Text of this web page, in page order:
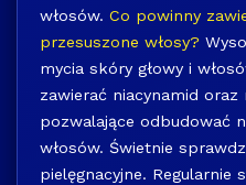
włosów. Co powinny
przesuszone włosy?
mycia skóry głowy i
zawierać niacynamid
pozwalające odbudować
włosów. Świetnie
pielęgnacyjne.